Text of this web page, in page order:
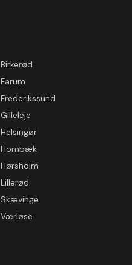
Birkerød
Farum
Frederikssund
Gilleleje
Helsingør
Hornbæk
Hørsholm
Lillerød
Skævinge
Værløse